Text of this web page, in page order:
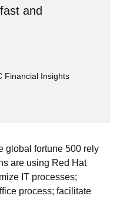
and
Financial Insights
global fortune 500 rely
are using Red Hat
IT processes;
process; facilitate